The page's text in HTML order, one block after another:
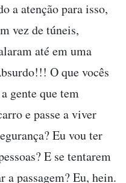
a atenção para isso,
vez de túneis,
até em uma
O que vocês
gente que tem
e passe a viver
Eu vou ter
E se tentarem
a passagem? Eu, hein.